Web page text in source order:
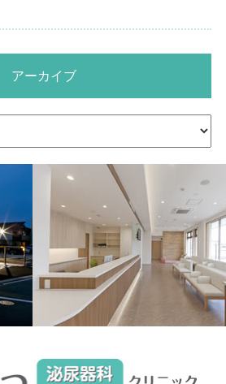
アーカイブ